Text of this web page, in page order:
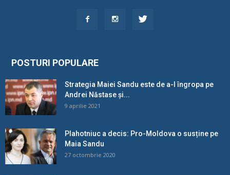
POSTURI POPULARE
Strategia Maiei Sandu este de a-l îngropa pe
Andrei Năstase și...
9 aprilie 2021
Plahotniuc a decis: Pro-Moldova o susține pe
Maia Sandu
27 octombrie 2020